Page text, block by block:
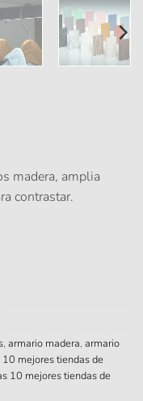
madera, amplia
contrastar.
, armario madera, armario
10 mejores tiendas de
10 mejores tiendas de